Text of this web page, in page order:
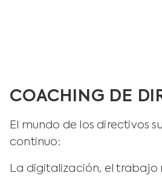
COACHING DE
El mundo de los directivos
continuo:
La digitalización, el trabajo